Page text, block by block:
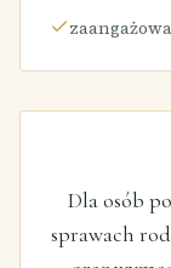
Dla osób
sprawach